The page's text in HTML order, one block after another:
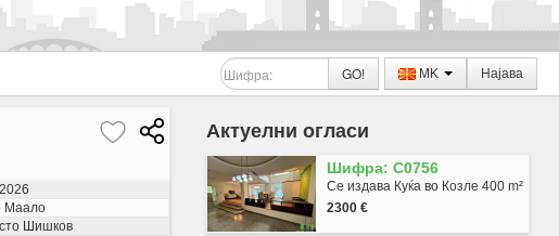
Најава
MK
GO!
Маало
Шишков
Актуелни огласи
Шифра: C0756
Се издава Куќа во Козле 400 m²
2300 €